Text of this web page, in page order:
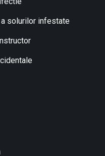
solurilor infestate